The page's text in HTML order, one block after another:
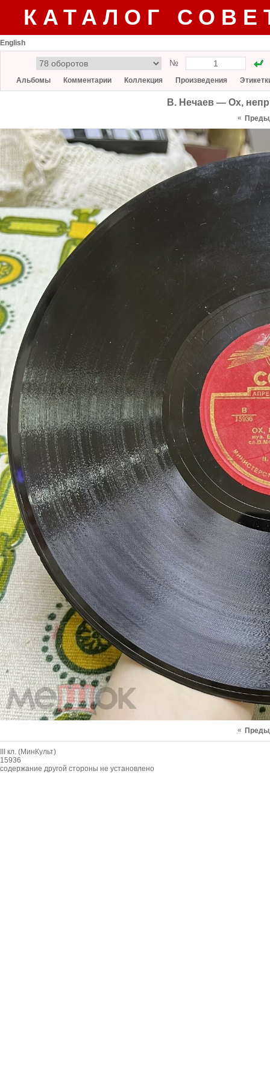
КАТАЛОГ
English
№
Альбомы Комментарии Коллекция Произведения
В. Нечаев — Ох,
«
«
III кл. (МинКульт)
15936
содержание другой стороны не установлено